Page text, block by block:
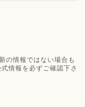
の情報ではない場合も
情報を必ずご確認下さ